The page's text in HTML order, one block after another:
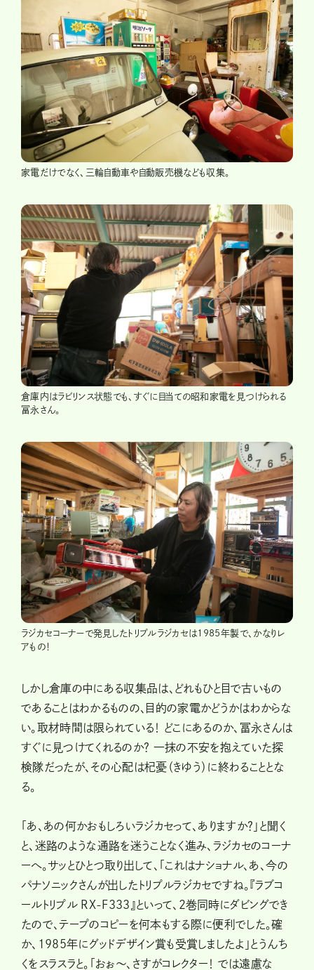
家電だけでなく、三輪自動車や自動販売機なども収集。
倉庫内はラビリンス状態でも、すぐに目当ての昭和家電を見つけられる
冨永さん。
ラジカセコーナーで発見したトリプルラジカセは1985年製で、かなりレ
アもの！
しかし倉庫の中にある収集品は、どれもひと目で古いもの
であることはわかるものの、目的の家電かどうかはわからな
い。取材時間は限られている！ どこにあるのか、冨永さんは
すぐに見つけてくれるのか？ 一抹の不安を抱えていた探
検隊だったが、その心配は杞憂（きゆう）に終わることとな
る。
「あ、あの何かおもしろいラジカセって、ありますか？」と聞く
と、迷路のような通路を迷うことなく進み、ラジカセのコーナ
ーへ。サッとひとつ取り出して、「これはナショナル、あ、今の
パナソニックさんが出したトリプルラジカセですね。『ラブコ
ールトリプル RX-F333』といって、2巻同時にダビングでき
たので、テープのコピーを何本もする際に便利でした。確
か、1985年にグッドデザイン賞も受賞しましたよ」とうんち
くをスラスラと。「おぉ〜、さすがコレクター！ では遠慮な